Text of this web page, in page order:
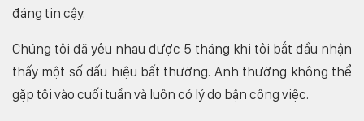
đáng tin cậy.
Chúng tôi đã yêu nhau được 5 tháng khi tôi bắt đầu nhận
thấy một số dấu hiệu bất thường. Anh thường không thể
gặp tôi vào cuối tuần và luôn có lý do bận công việc.